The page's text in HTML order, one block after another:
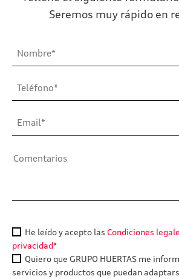
Seremos muy rápido en
He leído y acepto las Condiciones
privacidad*
Quiero que GRUPO HUERTAS me
servicios y productos que puedan